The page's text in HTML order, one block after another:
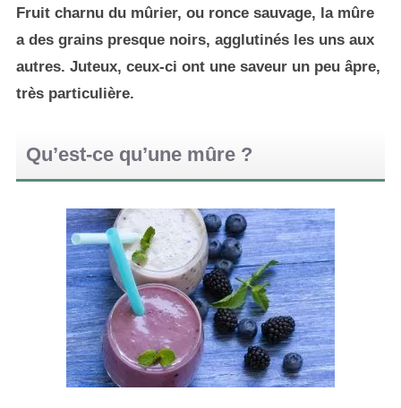
Fruit charnu du mûrier, ou ronce sauvage, la mûre
a des grains presque noirs, agglutinés les uns aux
autres. Juteux, ceux-ci ont une saveur un peu âpre,
très particulière.
Qu’est-ce qu’une mûre ?